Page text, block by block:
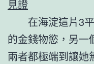
見證
在海淀這片3
的金錢物慾，另一
兩者都極端到讓她